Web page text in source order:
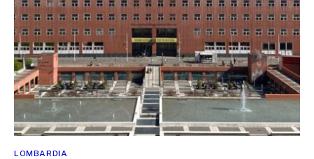
LOMBARDIA